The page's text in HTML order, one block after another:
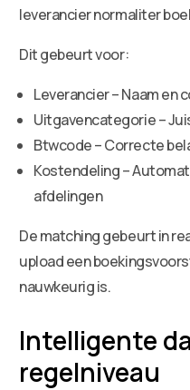
leverancier normaliter
Dit gebeurt voor:
Leverancier – Naam en
Uitgavencategorie –
Btwcode – Correcte
Kostendeling –
afdelingen
De matching gebeurt in
upload een
nauwkeurig is.
Intelligente
regelniveau